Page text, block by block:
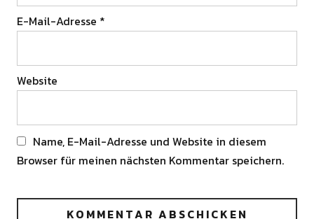
E-Mail-Adresse *
Website
Name, E-Mail-Adresse und Website in diesem
Browser für meinen nächsten Kommentar speichern.